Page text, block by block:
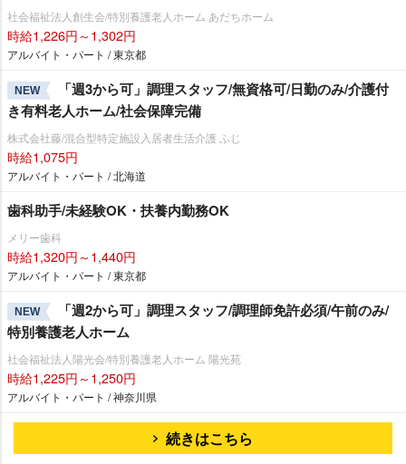
社会福祉法人創生会/特別養護老人ホーム あだちホーム
時給1,226円～1,302円
アルバイト・パート / 東京都
NEW
「週3から可」調理スタッフ/無資格可/日勤のみ/介護付
き有料老人ホーム/社会保障完備
株式会社藤/混合型特定施設入居者生活介護 ふじ
時給1,075円
アルバイト・パート / 北海道
歯科助手/未経験OK・扶養内勤務OK
メリー歯科
時給1,320円～1,440円
アルバイト・パート / 東京都
NEW
「週2から可」調理スタッフ/調理師免許必須/午前のみ/
特別養護老人ホーム
社会福祉法人陽光会/特別養護老人ホーム 陽光苑
時給1,225円～1,250円
アルバイト・パート / 神奈川県
続きはこちら